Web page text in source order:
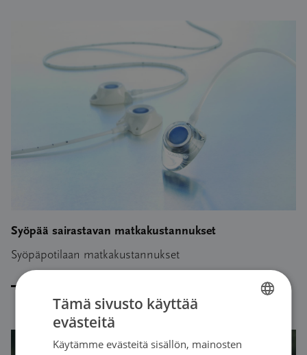
Syöpää sairastavan matkakustannukset
Syöpäpotilaan matkakustannukset
SWEDISH
Tämä sivusto käyttää
evästeitä
Käytämme evästeitä sisällön, mainosten